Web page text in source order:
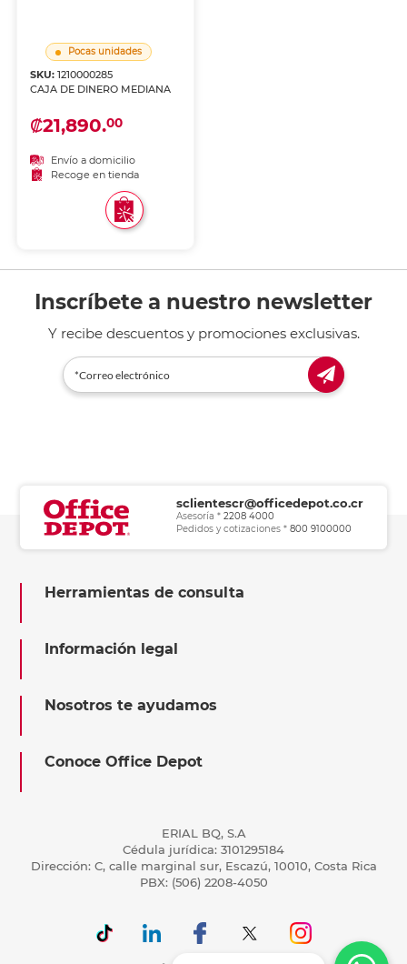
Pocas unidades
SKU:1210000285
CAJA DE DINERO MEDIANA
₡21,890.00
Envío a domicilio
Recoge en tienda
Inscríbete a nuestro newsletter
Y recibe descuentos y promociones exclusivas.
sclientescr@officedepot.co.cr
Asesoría *2208 4000
Pedidos y cotizaciones *800 9100000
Herramientas de consulta
Información legal
Nosotros te ayudamos
Conoce Office Depot
ERIAL BQ, S.A
Cédula jurídica: 3101295184
Dirección: C, calle marginal sur, Escazú, 10010, Costa Rica
PBX: (506) 2208-4050